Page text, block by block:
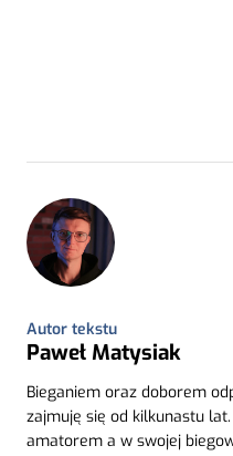
Autor tekstu
Paweł Matysiak
Bieganiem oraz doborem
zajmuję się od kilkunastu
amatorem a w swojej